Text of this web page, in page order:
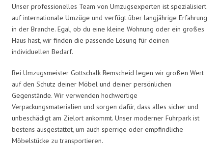
Unser professionelles Team von Umzugsexperten ist spezialisiert
auf internationale Umzüge und verfügt über langjährige Erfahrung
in der Branche. Egal, ob du eine kleine Wohnung oder ein großes
Haus hast, wir finden die passende Lösung für deinen
individuellen Bedarf.
Bei Umzugsmeister Gottschalk Remscheid legen wir großen Wert
auf den Schutz deiner Möbel und deiner persönlichen
Gegenstände. Wir verwenden hochwertige
Verpackungsmaterialien und sorgen dafür, dass alles sicher und
unbeschädigt am Zielort ankommt. Unser moderner Fuhrpark ist
bestens ausgestattet, um auch sperrige oder empfindliche
Möbelstücke zu transportieren.